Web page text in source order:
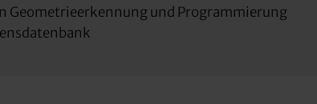
Geometrieerkennung und Programmierung